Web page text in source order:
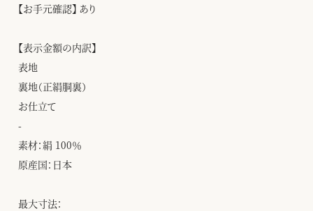
【お手元確認】 あり
【表示金額の内訳】
表地
裏地（正絹胴裏）
お仕立て
-
素材：絹 100％
原産国：日本
最大寸法：